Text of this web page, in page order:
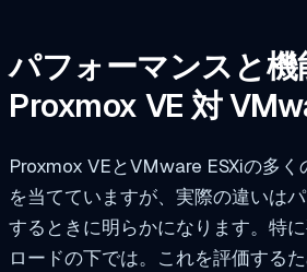
パフォーマンスと機
Proxmox VE 対
Proxmox VEとVMware ESXiの多
を当てていますが、実際の違いは
するときに明らかになります。特
ロードの下では。これを評価する